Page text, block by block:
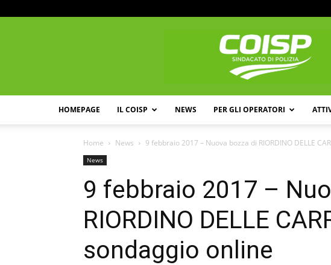
HOMEPAGE IL COISP NEWS PER GLI OPERATORI
Home News 9 febbraio 2017 – Nuova bozza di RIORDINO DELLE
News
9 febbraio 2017 –
RIORDINO DELLE
sondaggio online